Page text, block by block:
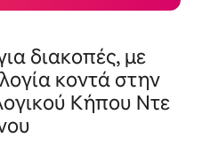
διακοπές, με
κοντά στην
Κήπου Ντε